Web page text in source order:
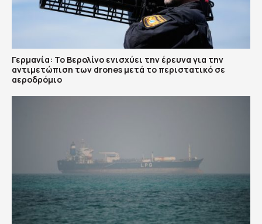
Γερμανία: Το Βερολίνο ενισχύει την έρευνα για την
αντιμετώπιση των drones μετά το περιστατικό σε
αεροδρόμιο